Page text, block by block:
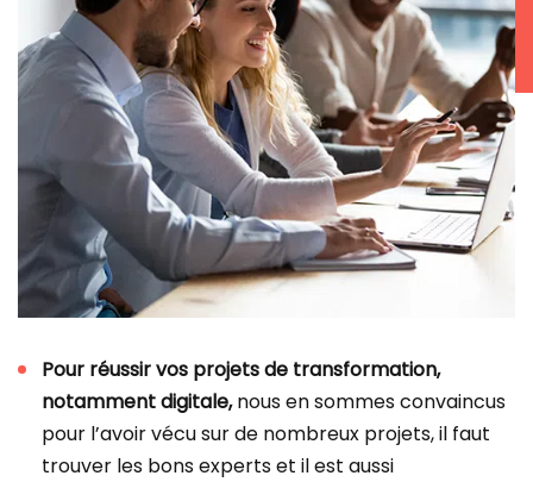
Pour réussir vos projets de transformation,
notamment digitale,nous en sommes convaincus
pour l’avoir vécu sur de nombreux projets, il faut
trouver les bons experts et il est aussi